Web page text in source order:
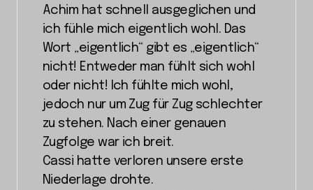
Achim hat schnell ausgeglichen und
ich fühle mich eigentlich wohl. Das
Wort „eigentlich“ gibt es „eigentlich“
nicht! Entweder man fühlt sich wohl
oder nicht! Ich fühlte mich wohl,
jedoch nur um Zug für Zug schlechter
zu stehen. Nach einer genauen
Zugfolge war ich breit.
Cassi hatte verloren unsere erste
Niederlage drohte.